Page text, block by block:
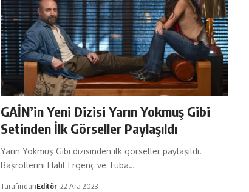
GAİN’in Yeni Dizisi Yarın Yokmuş Gibi
Setinden İlk Görseller Paylaşıldı
Yarın Yokmuş Gibi dizisinden ilk görseller paylaşıldı.
Başrollerini Halit Ergenç ve Tuba…
TarafındanEditör 22 Ara 2023